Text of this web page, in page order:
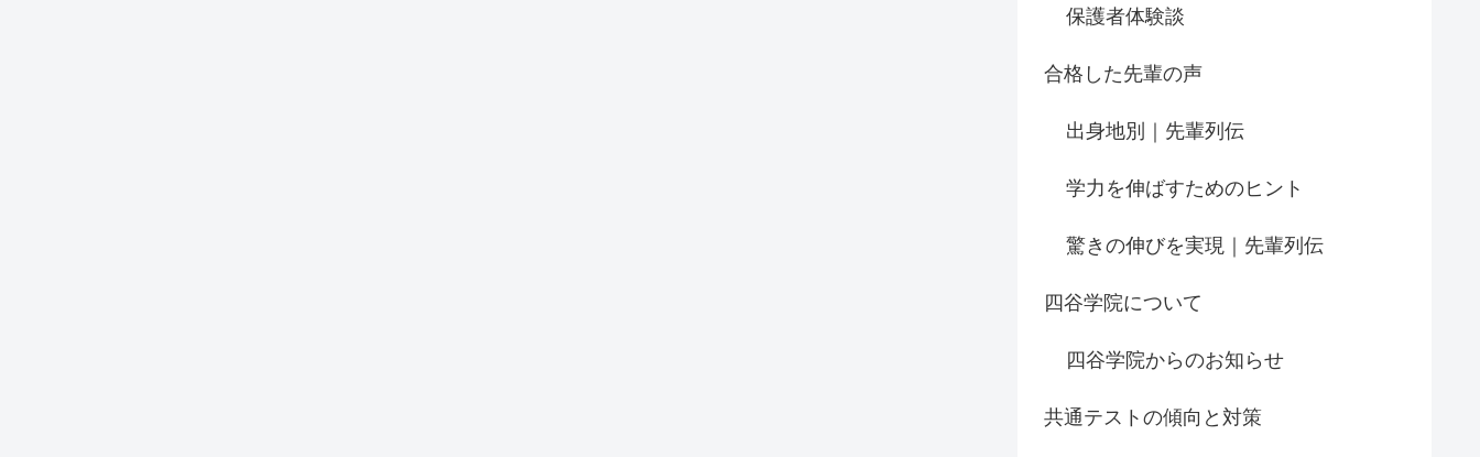
保護者体験談
合格した先輩の声
出身地別｜先輩列伝
学力を伸ばすためのヒント
驚きの伸びを実現｜先輩列伝
四谷学院について
四谷学院からのお知らせ
共通テストの傾向と対策